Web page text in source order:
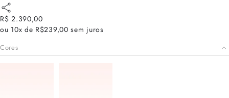
R$ 2.390,00
ou 10x de R$239,00 sem juros
Cores